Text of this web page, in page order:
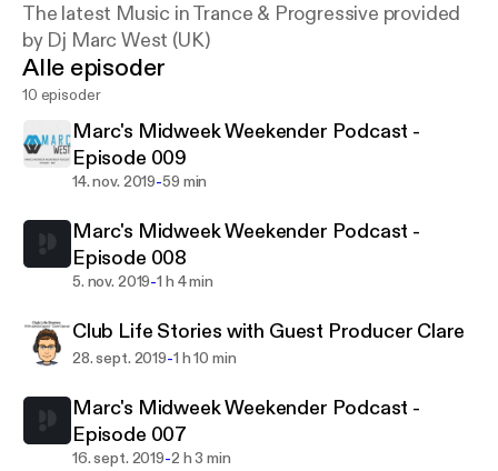
The latest Music in Trance & Progressive provided
by Dj Marc West (UK)
Alle episoder
10 episoder
Marc's Midweek Weekender Podcast -
Episode 009
14. nov. 2019-59 min
Marc's Midweek Weekender Podcast -
Episode 008
5. nov. 2019-1 h 4 min
Club Life Stories with Guest Producer Clare
28. sept. 2019-1 h 10 min
Marc's Midweek Weekender Podcast -
Episode 007
16. sept. 2019-2 h 3 min